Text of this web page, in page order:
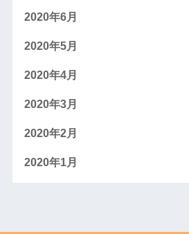
2020年6月
2020年5月
2020年4月
2020年3月
2020年2月
2020年1月